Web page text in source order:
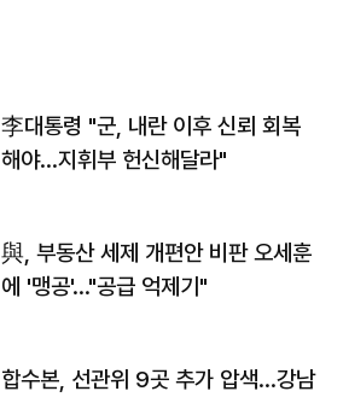
李대통령 "군, 내란 이후 신뢰 회복
해야…지휘부 헌신해달라"
與, 부동산 세제 개편안 비판 오세훈
에 '맹공'…"공급 억제기"
합수본, 선관위 9곳 추가 압색…강남